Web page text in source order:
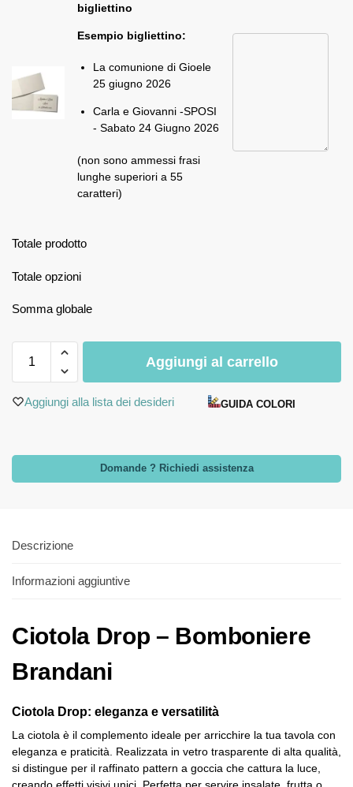
bigliettino
Esempio bigliettino:
La comunione di Gioele
25 giugno 2026
Carla e Giovanni -SPOSI
- Sabato 24 Giugno 2026
(non sono ammessi frasi
lunghe superiori a 55
caratteri)
Totale prodotto
Totale opzioni
Somma globale
Aggiungi al carrello
Aggiungi alla lista dei desideri GUIDA COLORI
Domande ? Richiedi assistenza
Descrizione
Informazioni aggiuntive
Ciotola Drop – Bomboniere
Brandani
Ciotola Drop: eleganza e versatilità
La ciotola è il complemento ideale per arricchire la tua tavola con
eleganza e praticità. Realizzata in vetro trasparente di alta qualità,
si distingue per il raffinato pattern a goccia che cattura la luce,